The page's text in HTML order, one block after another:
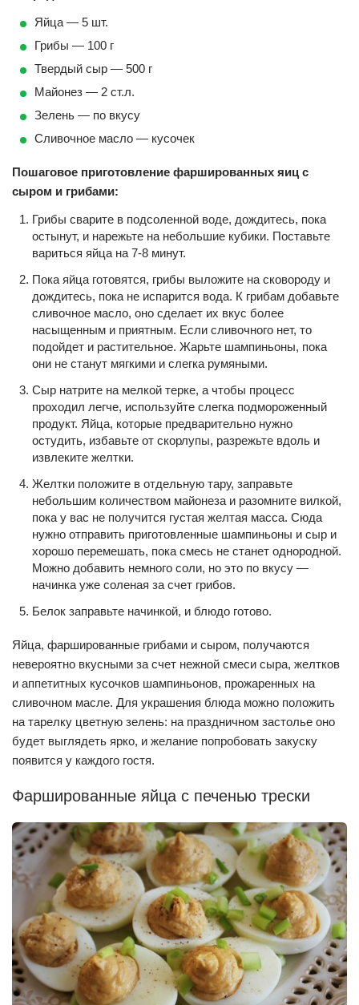
Яйца — 5 шт.
Грибы — 100 г
Твердый сыр — 500 г
Майонез — 2 ст.л.
Зелень — по вкусу
Сливочное масло — кусочек
Пошаговое приготовление фаршированных яиц с
сыром и грибами:
Грибы сварите в подсоленной воде, дождитесь, пока
остынут, и нарежьте на небольшие кубики. Поставьте
вариться яйца на 7-8 минут.
Пока яйца готовятся, грибы выложите на сковороду и
дождитесь, пока не испарится вода. К грибам добавьте
сливочное масло, оно сделает их вкус более
насыщенным и приятным. Если сливочного нет, то
подойдет и растительное. Жарьте шампиньоны, пока
они не станут мягкими и слегка румяными.
Сыр натрите на мелкой терке, а чтобы процесс
проходил легче, используйте слегка подмороженный
продукт. Яйца, которые предварительно нужно
остудить, избавьте от скорлупы, разрежьте вдоль и
извлеките желтки.
Желтки положите в отдельную тару, заправьте
небольшим количеством майонеза и разомните вилкой,
пока у вас не получится густая желтая масса. Сюда
нужно отправить приготовленные шампиньоны и сыр и
хорошо перемешать, пока смесь не станет однородной.
Можно добавить немного соли, но это по вкусу —
начинка уже соленая за счет грибов.
Белок заправьте начинкой, и блюдо готово.
Яйца, фаршированные грибами и сыром, получаются
невероятно вкусными за счет нежной смеси сыра, желтков
и аппетитных кусочков шампиньонов, прожаренных на
сливочном масле. Для украшения блюда можно положить
на тарелку цветную зелень: на праздничном застолье оно
будет выглядеть ярко, и желание попробовать закуску
появится у каждого гостя.
Фаршированные яйца с печенью трески